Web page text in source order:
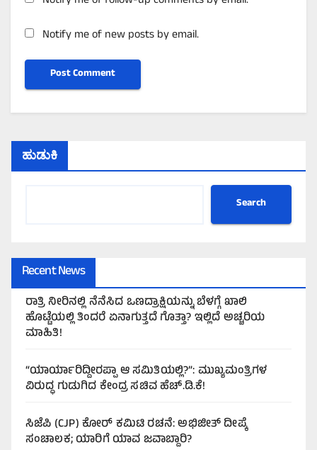
Notify me of new posts by email.
ಹುಡುಕಿ
Search
Recent News
ರಾತ್ರಿ ನೀರಿನಲ್ಲಿ ನೆನೆಸಿದ ಒಣದ್ರಾಕ್ಷಿಯನ್ನು ಬೆಳಗ್ಗೆ ಖಾಲಿ
ಹೊಟ್ಟೆಯಲ್ಲಿ ತಿಂದರೆ ಏನಾಗುತ್ತದೆ ಗೊತ್ತಾ? ಇಲ್ಲಿದೆ ಅಚ್ಚರಿಯ
ಮಾಹಿತಿ!
“ಯಾರ್ಯಾರಿದ್ದೀರಪ್ಪಾ ಆ ಸಮಿತಿಯಲ್ಲಿ?”: ಮುಖ್ಯಮಂತ್ರಿಗಳ
ವಿರುದ್ಧ ಗುಡುಗಿದ ಕೇಂದ್ರ ಸಚಿವ ಹೆಚ್.ಡಿ.ಕೆ!
ಸಿಜೆಪಿ (CJP) ಕೋರ್ ಕಮಿಟಿ ರಚನೆ: ಅಭಿಜೀತ್ ದೀಪ್ಕೆ
ಸಂಚಾಲಕ; ಯಾರಿಗೆ ಯಾವ ಜವಾಬ್ದಾರಿ?